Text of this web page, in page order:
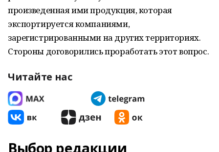
произведенная ими продукция, которая
экспортируется компаниями,
зарегистрированными на других территориях.
Стороны договорились проработать этот вопрос.
Читайте нас
Выбор редакции